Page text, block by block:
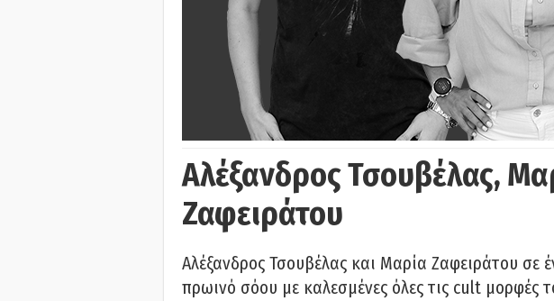
Αλέξανδρος Τσουβέλας,
Ζαφειράτου
Αλέξανδρος Τσουβέλας και Μαρία Ζαφειράτου σε
πρωινό σόου με καλεσμένες όλες τις cult μορφές